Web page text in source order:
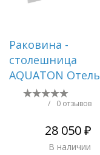
Раковина -
столешница
AQUATON Отель
1000, белая ()
1A70073NOT01L
/ 0 отзывов
28 050 ₽
В наличии